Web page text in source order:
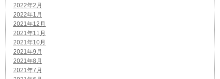
2022年2月
2022年1月
2021年12月
2021年11月
2021年10月
2021年9月
2021年8月
2021年7月